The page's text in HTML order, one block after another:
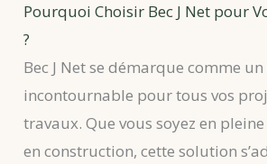
Pourquoi Choisir Bec J Net pour
?
Bec J Net se démarque comme
incontournable pour tous vos
travaux. Que vous soyez en
en construction, cette solution